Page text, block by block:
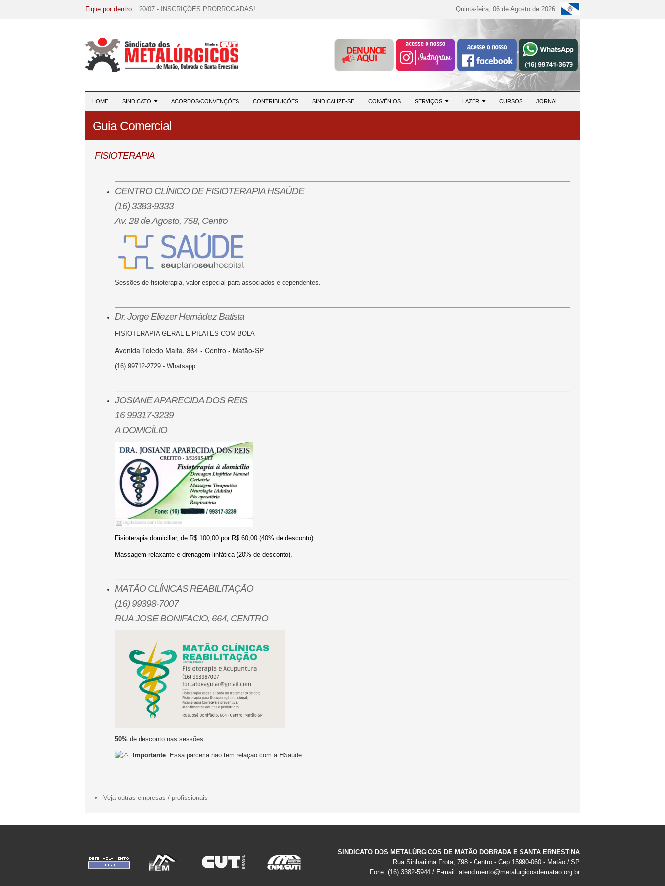
Fique por dentro 20/07 - INSCRIÇÕES PRORROGADAS!
07/07 - Increva-se! Link na descrição!
03/08 - DATA-BASE 2026: HORA DE UNIÃO E MOBILIZAÇÃO!
Quinta-feira, 06 de Agosto de 2026
HOME SINDICATO ACORDOS/CONVENÇÕES CONTRIBUIÇÕES SINDICALIZE-SE CONVÊNIOS SERVIÇOS LAZER CURSOS JORNAL
Guia Comercial
FISIOTERAPIA
CENTRO CLÍNICO DE FISIOTERAPIA HSAÚDE
(16) 3383-9333
Av. 28 de Agosto, 758, Centro
Sessões de fisioterapia, valor especial para associados e dependentes.
Dr. Jorge Eliezer Hernádez Batista
FISIOTERAPIA GERAL E PILATES COM BOLA
Avenida Toledo Malta, 864 - Centro - Matão-SP
(16) 99712-2729 - Whatsapp
JOSIANE APARECIDA DOS REIS
16 99317-3239
A DOMICÍLIO
Fisioterapia domiciliar, de R$ 100,00 por R$ 60,00 (40% de desconto).
Massagem relaxante e drenagem linfática (20% de desconto).
MATÃO CLÍNICAS REABILITAÇÃO
(16) 99398-7007
RUA JOSE BONIFACIO, 664, CENTRO
50% de desconto nas sessões.
Importante: Essa parceria não tem relação com a HSaúde.
• Veja outras empresas / profissionais
SINDICATO DOS METALÚRGICOS DE MATÃO DOBRADA E SANTA ERNESTINA
Rua Sinharinha Frota, 798 - Centro - Cep 15990-060 - Matão / SP
Fone: (16) 3382-5944 / E-mail: atendimento@metalurgicosdematao.org.br